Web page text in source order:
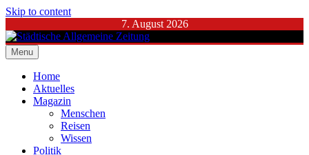
Skip to content
7. August 2026
Städtische Allgemeine Zeitung
Menu
Home
Aktuelles
Magazin
Menschen
Reisen
Wissen
Politik